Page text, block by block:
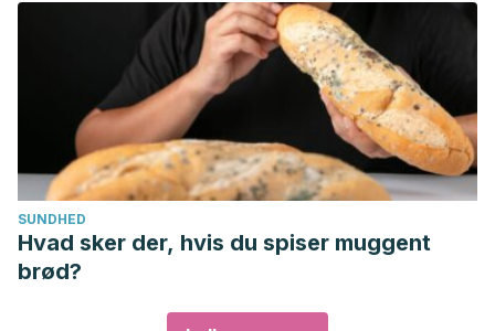
SUNDHED
Hvad sker der, hvis du spiser muggent
brød?